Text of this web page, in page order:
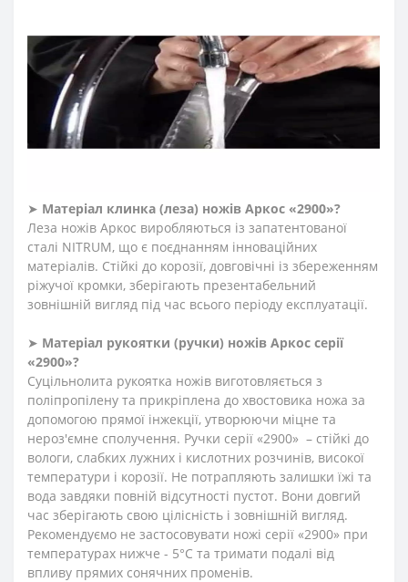
для хліба, ножі для хамону.
➤Тип ножів Аркос «2900»?
Ножі Arcos серії «2900» виготовлені з прокатної сталі
Nitrum методом штампування. Склад сталі наближений
до кованих ножів. Прокатні ножі – тонкі, легкі,
невибагливі, стійкі до вологи. Такі ножі легко правити
➤ Матеріал клинка (леза) ножів Аркос «2900»?
Леза ножів Аркос виробляються із запатентованої
сталі NITRUM, що є поєднанням інноваційних
матеріалів. Стійкі до корозії, довговічні із збереженням
ріжучої кромки, зберігають презентабельний
зовнішній вигляд під час всього періоду експлуатації.
➤ Матеріал рукоятки (ручки) ножів Аркос серії
«2900»?
Суцільнолита рукоятка ножів виготовляється з
поліпропілену та прикріплена до хвостовика ножа за
допомогою прямої інжекції, утворюючи міцне та
нероз'ємне сполучення. Ручки серії «2900» – стійкі до
вологи, слабких лужних і кислотних розчинів, високої
температури і корозії. Не потрапляють залишки їжі та
вода завдяки повній відсутності пустот. Вони довгий
час зберігають свою цілісність і зовнішній вигляд.
Рекомендуємо не застосовувати ножі серії «2900» при
температурах нижче - 5°С та тримати подалі від
впливу прямих сонячних променів.